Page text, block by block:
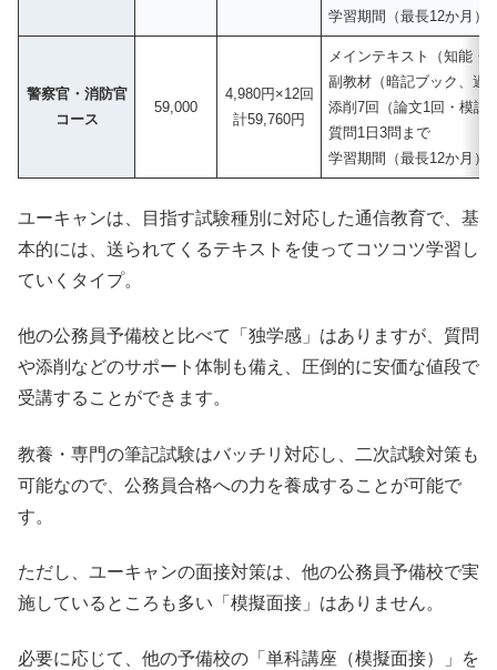
学習期間（最長12か月）
警察官・消防官
コース
59,000
4,980円×12回
計59,760円
メインテキスト（知能・
副教材（暗記ブック、過
添削7回（論文1回・模試
質問1日3問まで
学習期間（最長12か月）
ユーキャンは、目指す試験種別に対応した通信教育で、基
本的には、送られてくるテキストを使ってコツコツ学習し
ていくタイプ。
他の公務員予備校と比べて「独学感」はありますが、質問
や添削などのサポート体制も備え、圧倒的に安価な値段で
受講することができます。
教養・専門の筆記試験はバッチリ対応し、二次試験対策も
可能なので、公務員合格への力を養成することが可能で
す。
ただし、ユーキャンの面接対策は、他の公務員予備校で実
施しているところも多い「模擬面接」はありません。
必要に応じて、他の予備校の「単科講座（模擬面接）」を